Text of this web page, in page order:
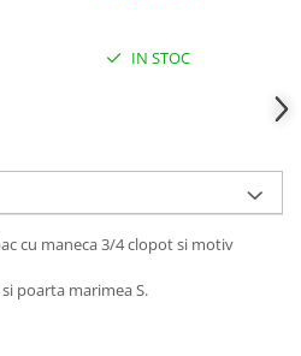
IN STOC
cu maneca 3/4 clopot si motiv
poarta marimea S.